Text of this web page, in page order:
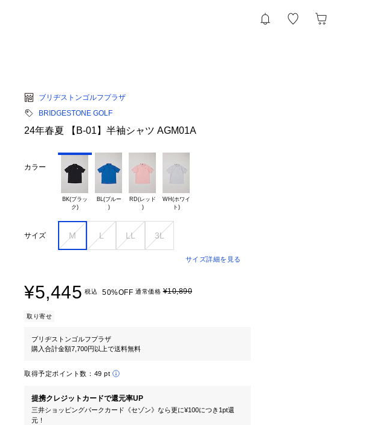
ブリヂストンゴルフプラザ
BRIDGESTONE GOLF
24年春夏 【B-01】半袖シャツ AGM01A
カラー
BK(ブラッ
BL(ブルー
)
RD(レッド
)
WH(ホワイ
サイズ M L LL 3L
サイズ詳細を見る
¥5,445 税込 50%OFF 通常価格¥10,890
取り寄せ
ブリヂストンゴルフプラザ
購入合計金額7,700円以上で送料無料
取得予定ポイント数： 49 pt
提携クレジットカードで還元率UP
三井ショッピングパークカード《セゾン》なら更に¥100につき1pt還
元！